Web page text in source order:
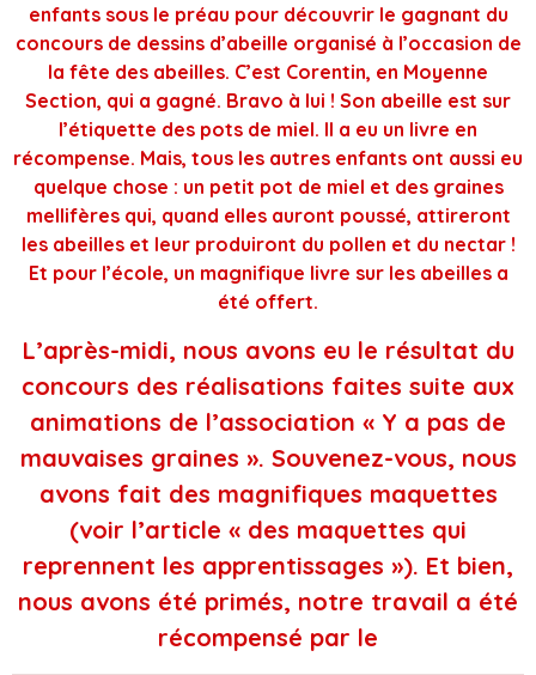
enfants sous le préau pour découvrir le gagnant du
concours de dessins d’abeille organisé à l’occasion de
la fête des abeilles. C’est Corentin, en Moyenne
Section, qui a gagné. Bravo à lui ! Son abeille est sur
l’étiquette des pots de miel. Il a eu un livre en
récompense. Mais, tous les autres enfants ont aussi eu
quelque chose : un petit pot de miel et des graines
mellifères qui, quand elles auront poussé, attireront
les abeilles et leur produiront du pollen et du nectar !
Et pour l’école, un magnifique livre sur les abeilles a
été offert.
L’après-midi, nous avons eu le résultat du
concours des réalisations faites suite aux
animations de l’association « Y a pas de
mauvaises graines ». Souvenez-vous, nous
avons fait des magnifiques maquettes
(voir l’article « des maquettes qui
reprennent les apprentissages »). Et bien,
nous avons été primés, notre travail a été
récompensé par le